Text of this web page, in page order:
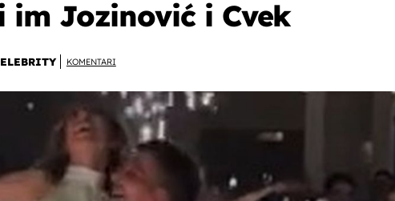
im Jozinović i Cvek
KOMENTARI